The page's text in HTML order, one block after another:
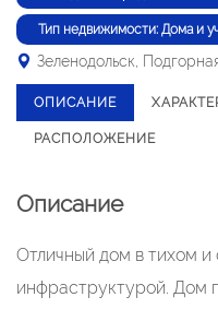
Тип недвижимости: Дома и
Зеленодольск,
ОПИСАНИЕ
РАСПОЛОЖЕНИЕ
Описание
Отличный дом в тихом
инфраструктурой. Дом